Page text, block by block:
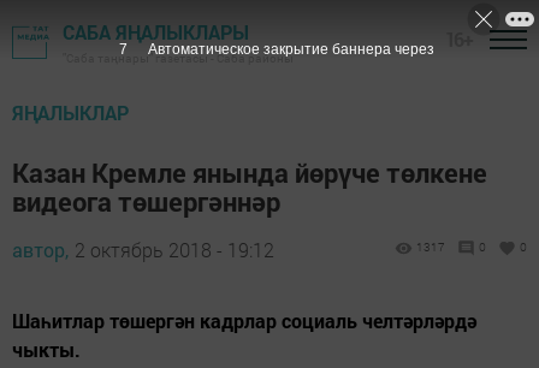
САБА ЯҢАЛЫКЛАРЫ
"Саба таңнары" газетасы - Саба районы
ЯҢАЛЫКЛАР
Казан Кремле янында йөрүче төлкене
видеога төшергәннәр
автор, 2 октябрь 2018 - 19:12 1317 0 0
Шаһитлар төшергән кадрлар социаль челтәрләрдә
чыкты.
5 Автоматическое закрытие баннера через